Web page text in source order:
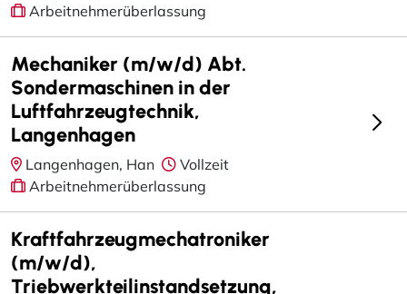
Arbeitnehmerüberlassung
Mechaniker (m/w/d) Abt.
Sondermaschinen in der
Luftfahrzeugtechnik,
Langenhagen
Langenhagen, Han
Vollzeit
Arbeitnehmerüberlassung
Kraftfahrzeugmechatroniker
(m/w/d),
Triebwerkteilinstandsetzung,